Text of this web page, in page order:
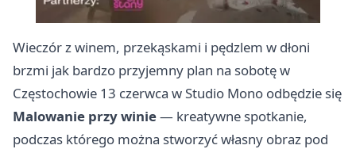
Wieczór z winem, przekąskami i pędzlem w dłoni
brzmi jak bardzo przyjemny plan na sobotę w
Częstochowie 13 czerwca w Studio Mono odbędzie się
Malowanie przy winie— kreatywne spotkanie,
podczas którego można stworzyć własny obraz pod